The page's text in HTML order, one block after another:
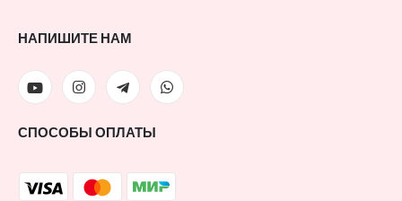
НАПИШИТЕ НАМ
СПОСОБЫ ОПЛАТЫ